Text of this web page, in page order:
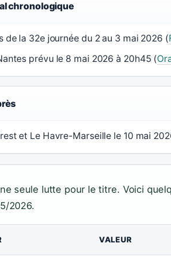
chronologique
de la 32e journée du 2 au 3 mai 2026 (
prévu le 8 mai 2026 à 20h45 (
et Le Havre-Marseille le 10 mai
seule lutte pour le titre. Voici
2026.
VALEUR